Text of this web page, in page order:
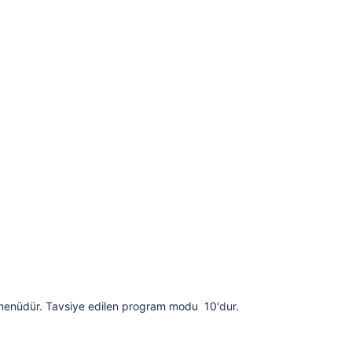
Tavsiye edilen program modu 10'dur.